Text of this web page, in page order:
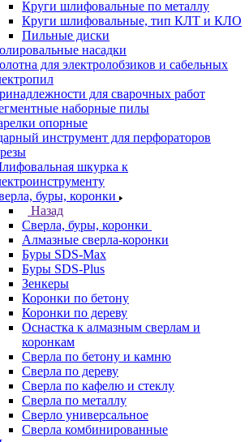
Круги шлифовальные по металлу
Круги шлифовальные, тип КЛТ и КЛО
Пильные диски
насадки
для электролобзиков и сабельных
для сварочных работ
наборные пилы
опорные
инструмент для перфораторов
шкурка к
буры, коронки
Назад
Сверла, буры, коронки
Алмазные сверла-коронки
Буры SDS-Max
Буры SDS-Plus
Зенкеры
Коронки по бетону
Коронки по дереву
Оснастка к алмазным сверлам и
коронкам
Сверла по бетону и камню
Сверла по дереву
Сверла по кафелю и стеклу
Сверла по металлу
Сверло универсальное
Сверла комбинированные